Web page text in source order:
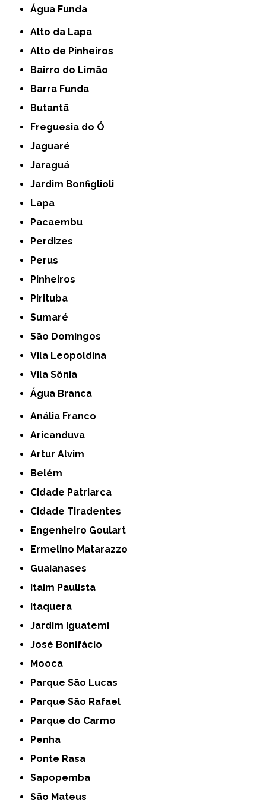
Água Funda
Alto da Lapa
Alto de Pinheiros
Bairro do Limão
Barra Funda
Butantã
Freguesia do Ó
Jaguaré
Jaraguá
Jardim Bonfiglioli
Lapa
Pacaembu
Perdizes
Perus
Pinheiros
Pirituba
Sumaré
São Domingos
Vila Leopoldina
Vila Sônia
Água Branca
Anália Franco
Aricanduva
Artur Alvim
Belém
Cidade Patriarca
Cidade Tiradentes
Engenheiro Goulart
Ermelino Matarazzo
Guaianases
Itaim Paulista
Itaquera
Jardim Iguatemi
José Bonifácio
Mooca
Parque São Lucas
Parque São Rafael
Parque do Carmo
Penha
Ponte Rasa
Sapopemba
São Mateus